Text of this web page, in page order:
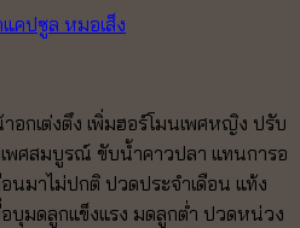
แคปซูล หมอเส็ง
฿.
กเต่งตึง เพิ่มฮอร์โมนเพศหญิง ปรับ
พศสมบูรณ์ ขับน้ำคาวปลา แทนการอ
นมาไม่ปกติ ปวดประจำเดือน แท้ง
อบุมดลูกแข็งแรง มดลูกต่ำ ปวดหน่วง